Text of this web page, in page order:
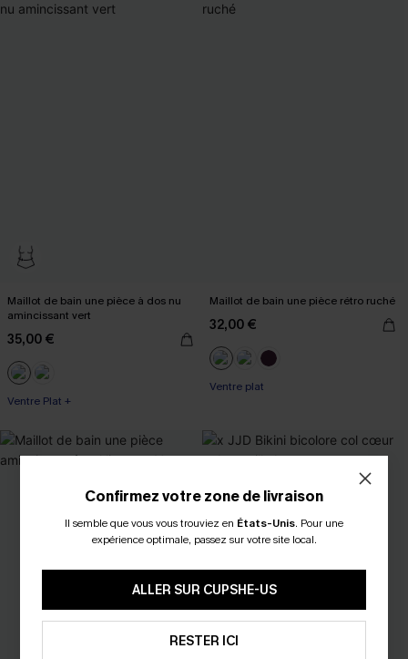
Maillot de bain une pièce à dos nu
amincissant vert
35,00 €
Ventre Plat +
Maillot de bain une pièce rétro ruché
32,00 €
Ventre plat
Confirmez votre zone de livraison
Il semble que vous vous trouviez en États-Unis. Pour une
expérience optimale, passez sur votre site local.
ALLER SUR CUPSHE-US
RESTER ICI